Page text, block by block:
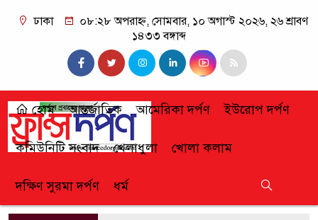
ঢাকা
০৮:২৮ অপরাহ্ন, সোমবার, ১০ অগাস্ট ২০২৬, ২৬ শ্রাবণ
১৪৩৩ বঙ্গাব্দ
হোম আন্তর্জাতিক আমেরিকা দর্পণ ইউরোপ দর্পণ
কমিউনিটি সংবাদ খেলাধুলা খোলা কলাম
দক্ষিণ সুরমা দর্পণ ধর্ম